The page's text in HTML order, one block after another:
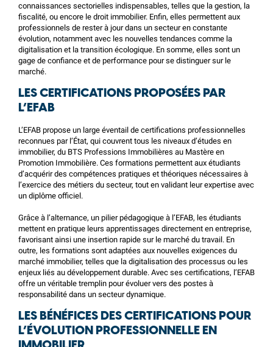
connaissances sectorielles indispensables, telles que la gestion, la
fiscalité, ou encore le droit immobilier. Enfin, elles permettent aux
professionnels de rester à jour dans un secteur en constante
évolution, notamment avec les nouvelles tendances comme la
digitalisation et la transition écologique. En somme, elles sont un
gage de confiance et de performance pour se distinguer sur le
marché.
LES CERTIFICATIONS PROPOSÉES PAR
L’EFAB
L’EFAB propose un large éventail de certifications professionnelles
reconnues par l’État, qui couvrent tous les niveaux d’études en
immobilier, du BTS Professions Immobilières au Mastère en
Promotion Immobilière. Ces formations permettent aux étudiants
d’acquérir des compétences pratiques et théoriques nécessaires à
l’exercice des métiers du secteur, tout en validant leur expertise avec
un diplôme officiel.
Grâce à l’alternance, un pilier pédagogique à l’EFAB, les étudiants
mettent en pratique leurs apprentissages directement en entreprise,
favorisant ainsi une insertion rapide sur le marché du travail. En
outre, les formations sont adaptées aux nouvelles exigences du
marché immobilier, telles que la digitalisation des processus ou les
enjeux liés au développement durable. Avec ses certifications, l’EFAB
offre un véritable tremplin pour évoluer vers des postes à
responsabilité dans un secteur dynamique.
LES BÉNÉFICES DES CERTIFICATIONS POUR
L’ÉVOLUTION PROFESSIONNELLE EN